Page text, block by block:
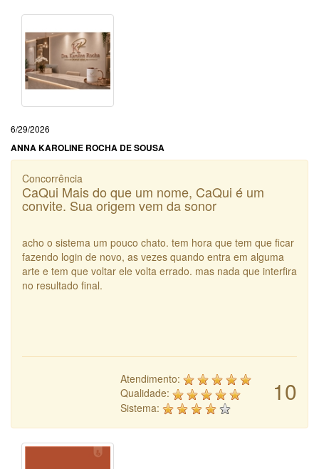
6/29/2026
ANNA KAROLINE ROCHA DE SOUSA
Concorrência
CaQui Mais do que um nome, CaQui é um
convite. Sua origem vem da sonor
acho o sistema um pouco chato. tem hora que tem que ficar
fazendo login de novo, as vezes quando entra em alguma
arte e tem que voltar ele volta errado. mas nada que interfira
no resultado final.
10
Atendimento:
Qualidade:
Sistema: